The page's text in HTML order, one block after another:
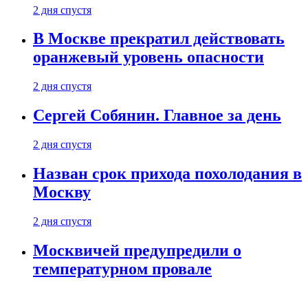
2 дня спустя
В Москве прекратил действовать
оранжевый уровень опасности
2 дня спустя
Сергей Собянин. Главное за день
2 дня спустя
Назван срок прихода похолодания в
Москву
2 дня спустя
Москвичей предупредили о
температурном провале